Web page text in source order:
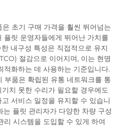
초기 구매 가격을 훨씬 뛰어넘는
플릿 운영자들에게 뛰어난 가치를
내구성 특성은 직접적으로 유지
절감으로 이어지며, 이는 현명
화하는 데 사용하는 기준입니다.
부품은 확립된 유통 네트워크를 통
치 못한 수리가 필요할 경우에도
서비스 일정을 유지할 수 있습니
플릿 관리자가 다양한 차량 구성
시스템을 도입할 수 있게 하여